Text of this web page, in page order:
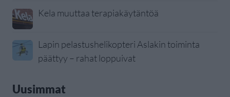
Kela muuttaa terapiakäytäntöä
Lapin pelastushelikopteri Aslakin toiminta
päättyy – rahat loppuivat
Uusimmat